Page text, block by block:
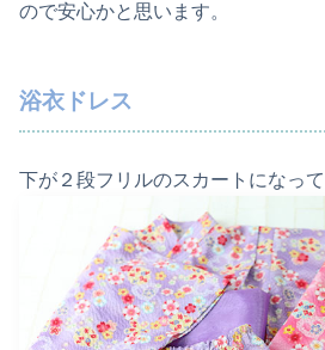
ので安心かと思います。
浴衣ドレス
下が２段フリルのスカートになって